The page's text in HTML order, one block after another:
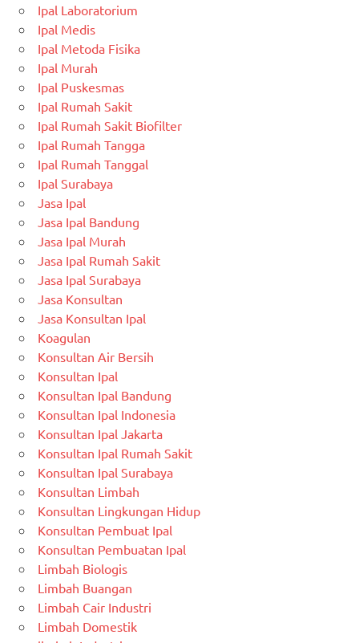
Ipal Laboratorium
Ipal Medis
Ipal Metoda Fisika
Ipal Murah
Ipal Puskesmas
Ipal Rumah Sakit
Ipal Rumah Sakit Biofilter
Ipal Rumah Tangga
Ipal Rumah Tanggal
Ipal Surabaya
Jasa Ipal
Jasa Ipal Bandung
Jasa Ipal Murah
Jasa Ipal Rumah Sakit
Jasa Ipal Surabaya
Jasa Konsultan
Jasa Konsultan Ipal
Koagulan
Konsultan Air Bersih
Konsultan Ipal
Konsultan Ipal Bandung
Konsultan Ipal Indonesia
Konsultan Ipal Jakarta
Konsultan Ipal Rumah Sakit
Konsultan Ipal Surabaya
Konsultan Limbah
Konsultan Lingkungan Hidup
Konsultan Pembuat Ipal
Konsultan Pembuatan Ipal
Limbah Biologis
Limbah Buangan
Limbah Cair Industri
Limbah Domestik